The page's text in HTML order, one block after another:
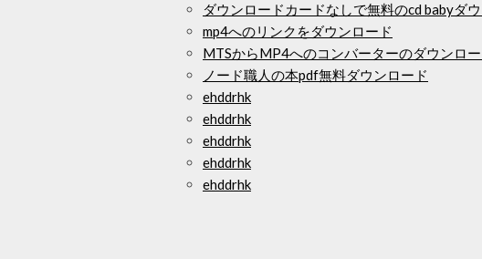
ダウンロードカードなしで無料のcd babyダ
mp4へのリンクをダウンロード
MTSからMP4へのコンバーターのダウンロー
ノード職人の本pdf無料ダウンロード
ehddrhk
ehddrhk
ehddrhk
ehddrhk
ehddrhk